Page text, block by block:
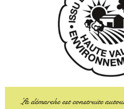
La démarche est construite